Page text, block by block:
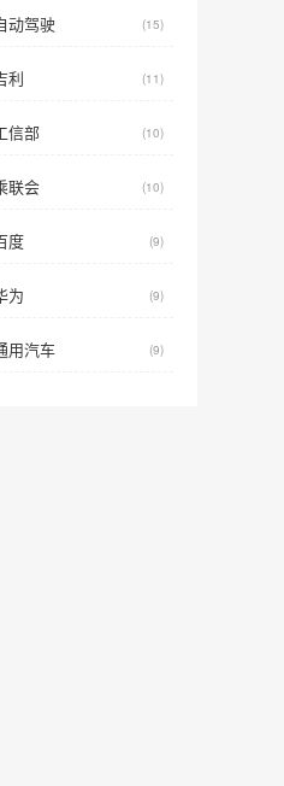
动驾驶 (15)
利 (11)
信部 (10)
联会 (10)
度 (9)
为 (9)
用汽车 (9)